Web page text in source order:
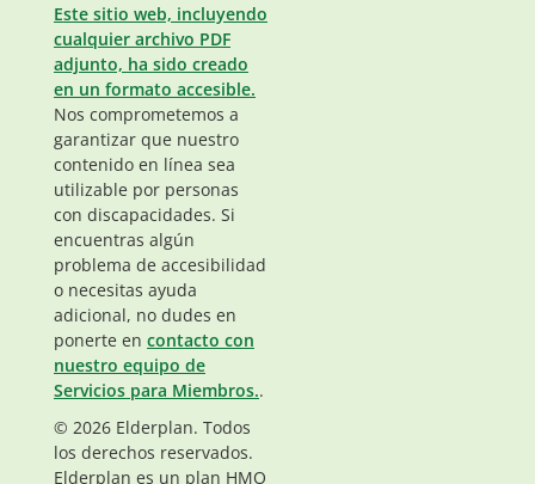
Este sitio web, incluyendo
cualquier archivo PDF
adjunto, ha sido creado
en un formato accesible.
Nos comprometemos a
garantizar que nuestro
contenido en línea sea
utilizable por personas
con discapacidades. Si
encuentras algún
problema de accesibilidad
o necesitas ayuda
adicional, no dudes en
ponerte en contacto con
nuestro equipo de
Servicios para Miembros..
© 2026 Elderplan. Todos
los derechos reservados.
Elderplan es un plan HMO